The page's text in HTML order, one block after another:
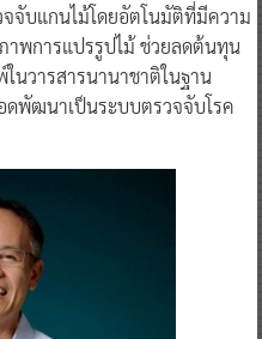
จับแกนไม้โดยอัตโนมัติที่มีความ
าพการแปรรูปไม้ ช่วยลดต้นทุน
นวารสารนานาชาติในฐาน
ดพัฒนาเป็นระบบตรวจจับโรค